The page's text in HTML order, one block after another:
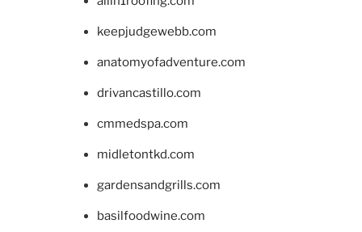
keepjudgewebb.com
anatomyofadventure.com
drivancastillo.com
cmmedspa.com
midletontkd.com
gardensandgrills.com
basilfoodwine.com